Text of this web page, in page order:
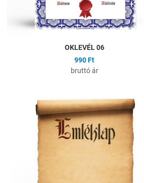
OKLEVÉL 06
990 Ft
bruttó ár